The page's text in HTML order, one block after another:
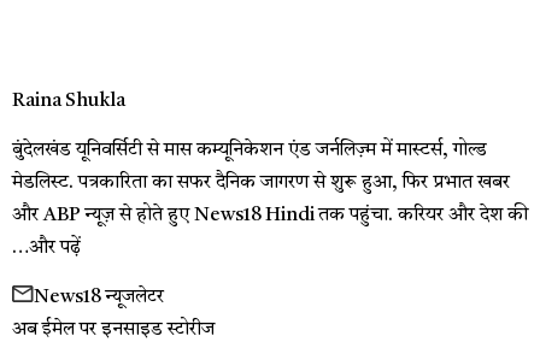
Raina Shukla
बुंदेलखंड यूनिवर्सिटी से मास कम्यूनिकेशन एंड जर्नलिज़्म में मास्टर्स, गोल्ड
मेडलिस्ट. पत्रकारिता का सफर दैनिक जागरण से शुरू हुआ, फिर प्रभात खबर
और ABP न्यूज़ से होते हुए News18 Hindi तक पहुंचा. करियर और देश की
…और पढ़ें
News18 न्यूजलेटर
अब ईमेल पर इनसाइड स्‍टोर‍ीज